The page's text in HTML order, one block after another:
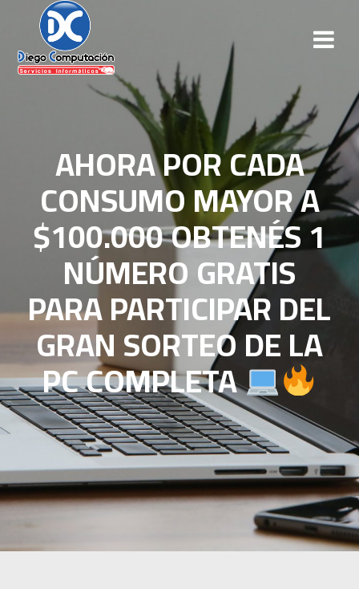
contenido
AHORA POR CADA
CONSUMO MAYOR A
$100.000 OBTENÉS 1
NÚMERO GRATIS
PARA PARTICIPAR DEL
GRAN SORTEO DE LA
PC COMPLETA